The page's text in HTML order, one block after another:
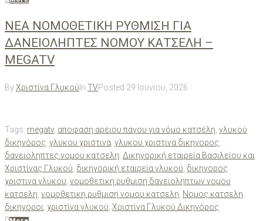
ΝΕΑ ΝΟΜΟΘΕΤΙΚΗ ΡΥΘΜΙΣΗ ΓΙΑ
ΔΑΝΕΙΟΛΗΠΤΕΣ ΝΟΜΟΥ ΚΑΤΣΕΛΗ –
MEGATV
ByΧριστίνα Γλυκού In TVPosted 29 Ιουνίου, 2026
Tags: megatv, αποφαση αρειου παγου για νόμο κατσέλη γλυκού
δικηγόρος γλυκου χριστινα γλυκου χριστινα δικηγορος
δανειοληπτες νομου κατσελη Δικηγορική εταιρεία Βασιλείου και
Χριστίνας Γλυκού δικηγορική εταιρεία γλυκού δικηγορος
χριστινα γλυκου νομοθετικη ρυθμιση δανειοληπτων νομου
κατσελη νομοθετικη ρυθμιση νομου κατσελη Νομος κατσελη
δικηγοροι χριστίνα γλυκού Χριστίνα Γλυκού Δικηγόρος